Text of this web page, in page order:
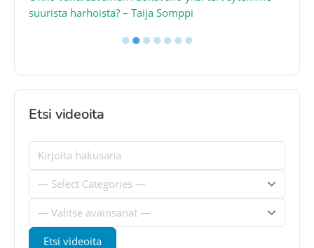
suurista harhoista? – Taija Somppi
●●●●●●●
Etsi videoita